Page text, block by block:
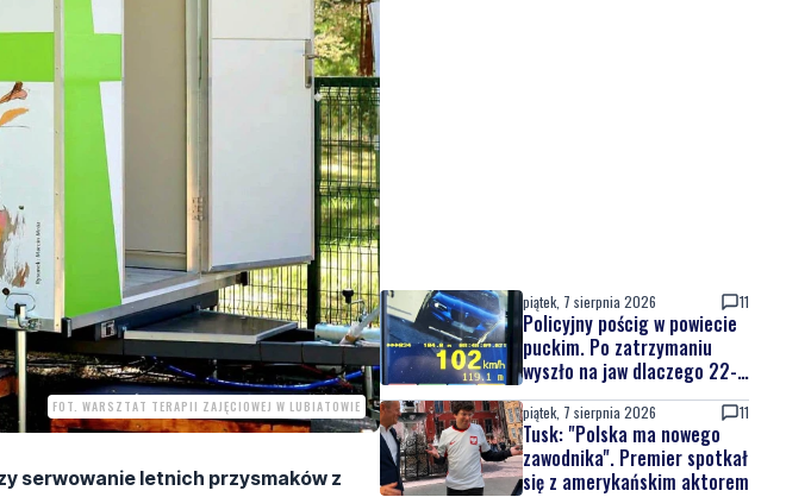
FOT. WARSZTAT TERAPII ZAJĘCIOWEJ W LUBIATOWIE
serwowanie letnich przysmaków z
piątek, 7 sierpnia 2026 11
Policyjny pościg w powiecie
puckim. Po zatrzymaniu
wyszło na jaw dlaczego 22-
latek uciekał
piątek, 7 sierpnia 2026 11
Tusk: "Polska ma nowego
zawodnika". Premier spotkał
się z amerykańskim aktorem